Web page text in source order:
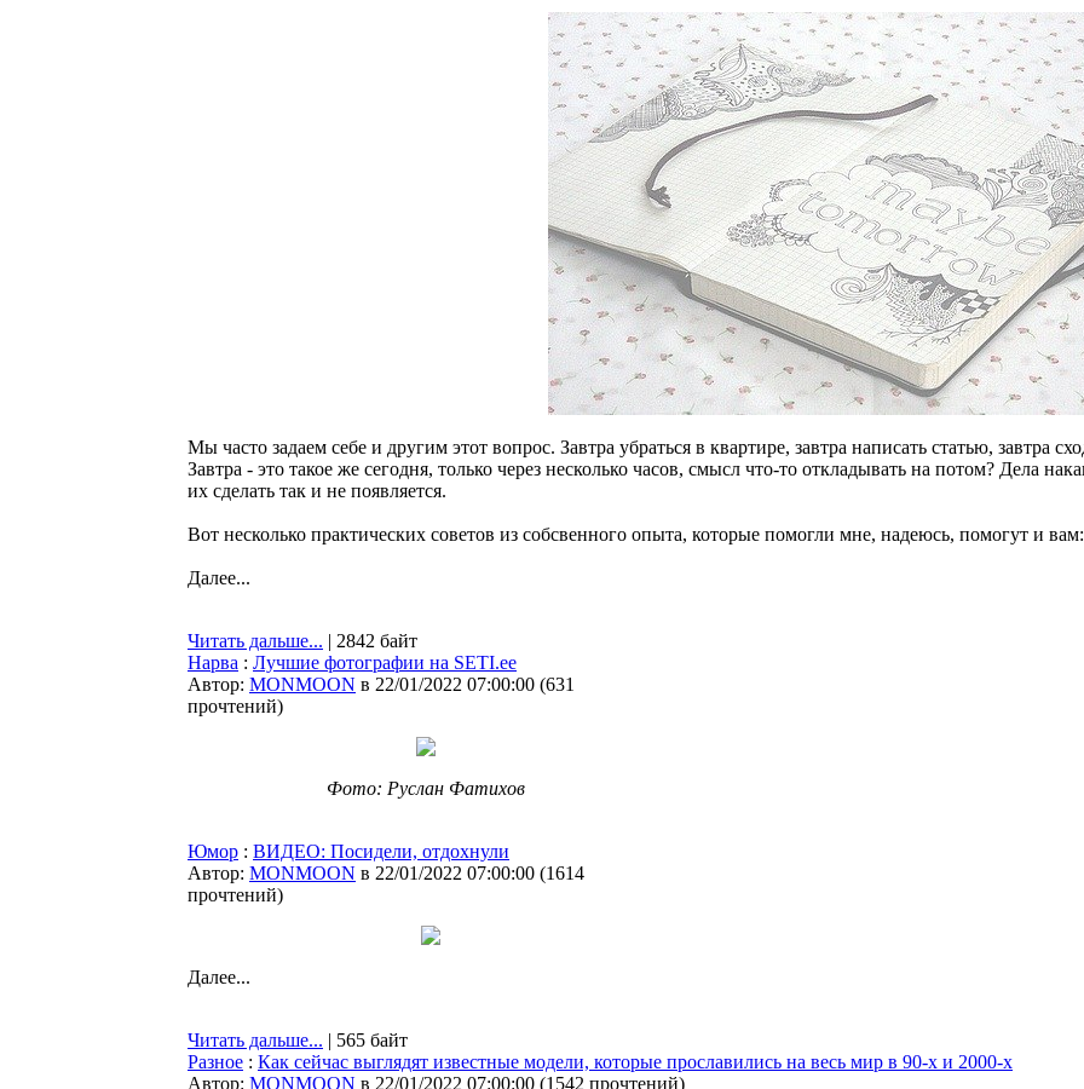
Мы часто задаем себе и другим этот вопрос. Завтра убраться в квартире, завтра написать статью, завтра
Завтра - это такое же сегодня, только через несколько часов, смысл что-то откладывать на потом? Дела
их сделать так и не появляется.
Вот несколько практических советов из собсвенного опыта, которые помогли мне, надеюсь, помогут и вам:
Далее...
Читать дальше... | 2842 байт
Нарва : Лучшие фотографии на SETI.ee
Автор: MONMOON в 22/01/2022 07:00:00 (631
прочтений)
Фото: Руслан Фатихов
Юмор : ВИДЕО: Посидели, отдохнули
Автор: MONMOON в 22/01/2022 07:00:00 (1614
прочтений)
Далее...
Читать дальше... | 565 байт
Разное : Как сейчас выглядят известные модели, которые прославились на весь мир в 90-х и 2000-х
Автор: MONMOON в 22/01/2022 07:00:00 (1542 прочтений)